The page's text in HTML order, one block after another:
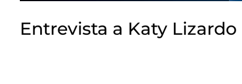
Entrevista a Katy Lizardo